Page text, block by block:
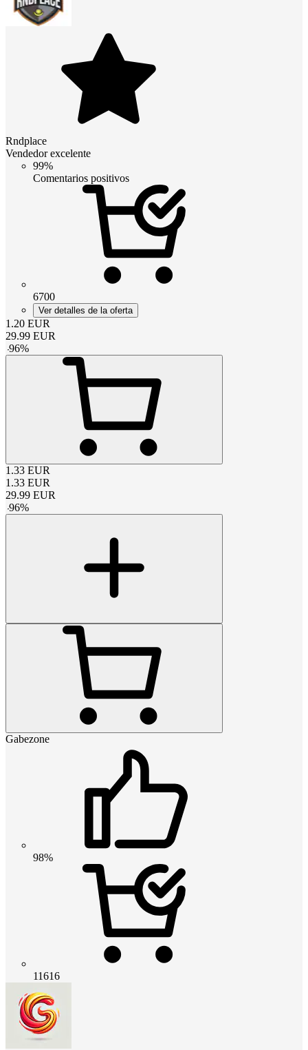
Rndplace
Vendedor excelente
99%
Comentarios positivos
6700
Ver detalles de la oferta
1.20 EUR
29.99 EUR
-96%
1.33 EUR
1.33 EUR
29.99 EUR
-96%
Gabezone
98%
11616